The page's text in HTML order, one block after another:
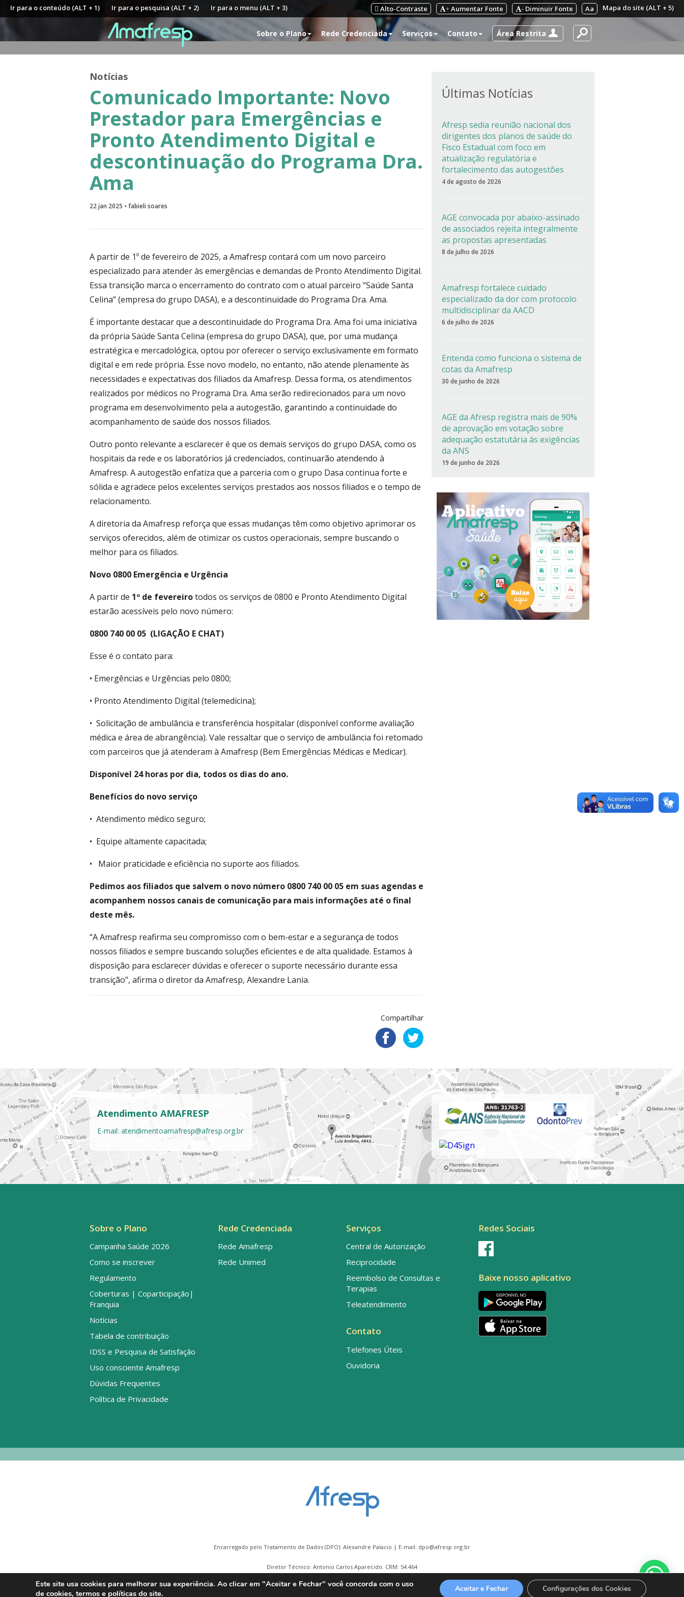
Ir para o conteúdo (ALT + 1) Ir para o pesquisa (ALT + 2) Ir para o menu (ALT + 3) Mapa do site (ALT + 5)
Aa
- Diminuir Fonte
+ Aumentar Fonte
Alto-Contraste
Sobre o Plano Rede Credenciada Serviços Contato Área Restrita
Notícias
Comunicado Importante: Novo
Prestador para Emergências e
Pronto Atendimento Digital e
descontinuação do Programa Dra.
Ama
22 jan 2025 • fabieli soares
A partir de 1º de fevereiro de 2025, a Amafresp contará com um novo parceiro
especializado para atender às emergências e demandas de Pronto Atendimento Digital.
Essa transição marca o encerramento do contrato com o atual parceiro “Saúde Santa
Celina” (empresa do grupo DASA), e a descontinuidade do Programa Dra. Ama.
É importante destacar que a descontinuidade do Programa Dra. Ama foi uma iniciativa
da própria Saúde Santa Celina (empresa do grupo DASA), que, por uma mudança
estratégica e mercadológica, optou por oferecer o serviço exclusivamente em formato
digital e em rede própria. Esse novo modelo, no entanto, não atende plenamente às
necessidades e expectativas dos filiados da Amafresp. Dessa forma, os atendimentos
realizados por médicos no Programa Dra. Ama serão redirecionados para um novo
programa em desenvolvimento pela a autogestão, garantindo a continuidade do
acompanhamento de saúde dos nossos filiados.
Outro ponto relevante a esclarecer é que os demais serviços do grupo DASA, como os
hospitais da rede e os laboratórios já credenciados, continuarão atendendo à
Amafresp. A autogestão enfatiza que a parceria com o grupo Dasa continua forte e
sólida e agradece pelos excelentes serviços prestados aos nossos filiados e o tempo de
relacionamento.
A diretoria da Amafresp reforça que essas mudanças têm como objetivo aprimorar os
serviços oferecidos, além de otimizar os custos operacionais, sempre buscando o
melhor para os filiados.
Novo 0800 Emergência e Urgência
A partir de 1º de fevereirotodos os serviços de 0800 e Pronto Atendimento Digital
estarão acessíveis pelo novo número:
0800 740 00 05 (LIGAÇÃO E CHAT)
Esse é o contato para:
• Emergências e Urgências pelo 0800;
• Pronto Atendimento Digital (telemedicina);
• Solicitação de ambulância e transferência hospitalar (disponível conforme avaliação
médica e área de abrangência). Vale ressaltar que o serviço de ambulância foi retomado
com parceiros que já atenderam à Amafresp (Bem Emergências Médicas e Medicar).
Disponível 24 horas por dia, todos os dias do ano.
Benefícios do novo serviço
• Atendimento médico seguro;
• Equipe altamente capacitada;
• Maior praticidade e eficiência no suporte aos filiados.
Pedimos aos filiados que salvem o novo número 0800 740 00 05 em suas agendas e
acompanhem nossos canais de comunicação para mais informações até o final
deste mês.
“A Amafresp reafirma seu compromisso com o bem-estar e a segurança de todos
nossos filiados e sempre buscando soluções eficientes e de alta qualidade. Estamos à
disposição para esclarecer dúvidas e oferecer o suporte necessário durante essa
transição”, afirma o diretor da Amafresp, Alexandre Lania.
Compartilhar
Últimas Notícias
Afresp sedia reunião nacional dos
dirigentes dos planos de saúde do
Fisco Estadual com foco em
atualização regulatória e
fortalecimento das autogestões
4 de agosto de 2026
AGE convocada por abaixo-assinado
de associados rejeita integralmente
as propostas apresentadas
8 de julho de 2026
Amafresp fortalece cuidado
especializado da dor com protocolo
multidisciplinar da AACD
6 de julho de 2026
Entenda como funciona o sistema de
cotas da Amafresp
30 de junho de 2026
AGE da Afresp registra mais de 90%
de aprovação em votação sobre
adequação estatutária às exigências
da ANS
19 de junho de 2026
Atendimento AMAFRESP
E-mail: atendimentoamafresp@afresp.org.br
Sobre o Plano
Campanha Saúde 2026
Como se inscrever
Regulamento
Coberturas | Coparticipação|
Franquia
Notícias
Tabela de contribuição
IDSS e Pesquisa de Satisfação
Uso consciente Amafresp
Dúvidas Frequentes
Política de Privacidade
Rede Credenciada
Rede Amafresp
Rede Unimed
Serviços
Central de Autorização
Reciprocidade
Reembolso de Consultas e
Terapias
Teleatendimento
Contato
Telefones Úteis
Ouvidoria
Redes Sociais
Baixe nosso aplicativo
Encarregado pelo Tratamento de Dados (DPO): Alexandre Palacio | E-mail: dpo@afresp.org.br
Diretor Técnico: Antonio Carlos Aparecido. CRM: 54.464
2026 © Todos os direitos reservados.
Este site usa cookies para melhorar sua experiência. Ao clicar em "Aceitar e Fechar" você concorda com o uso
de cookies, termos e políticas do site.
Aceitar e Fechar Configurações dos Cookies